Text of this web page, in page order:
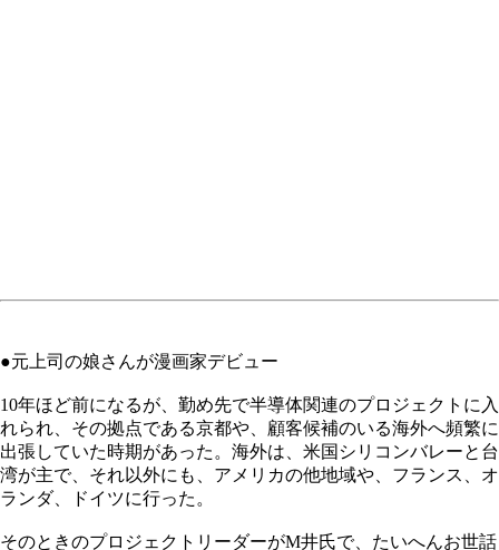
●元上司の娘さんが漫画家デビュー
10年ほど前になるが、勤め先で半導体関連のプロジェクトに入
れられ、その拠点である京都や、顧客候補のいる海外へ頻繁に
出張していた時期があった。海外は、米国シリコンバレーと台
湾が主で、それ以外にも、アメリカの他地域や、フランス、オ
ランダ、ドイツに行った。
そのときのプロジェクトリーダーがM井氏で、たいへんお世話